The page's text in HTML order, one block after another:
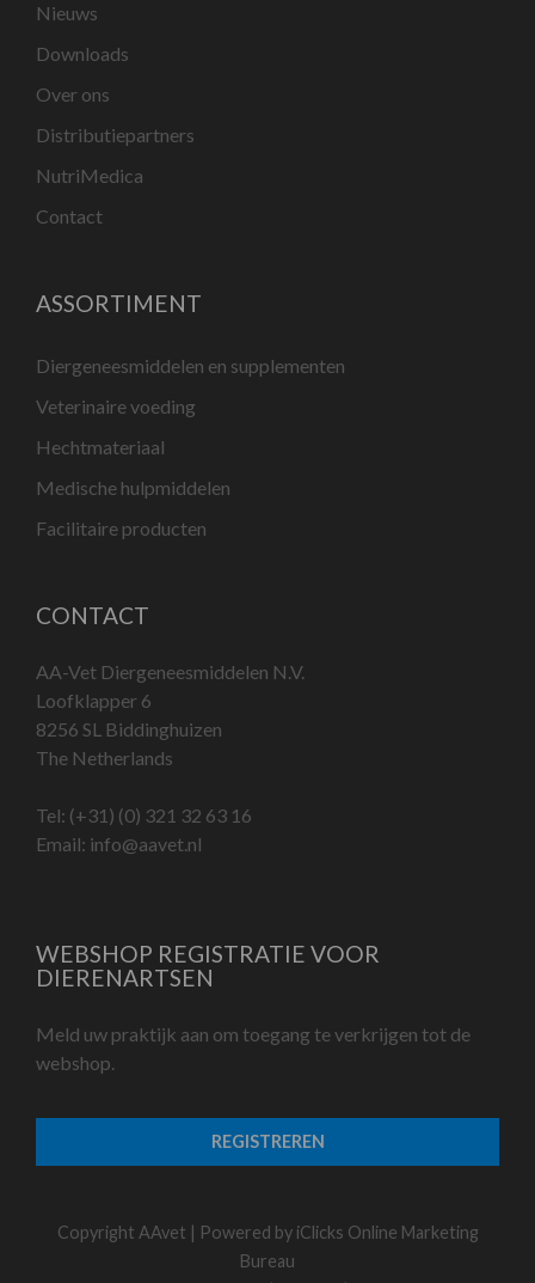
Nieuws
Downloads
Over ons
Distributiepartners
NutriMedica
Contact
ASSORTIMENT
Diergeneesmiddelen en supplementen
Veterinaire voeding
Hechtmateriaal
Medische hulpmiddelen
Facilitaire producten
CONTACT
AA-Vet Diergeneesmiddelen N.V.
Loofklapper 6
8256 SL Biddinghuizen
The Netherlands
Tel: (+31) (0) 321 32 63 16
Email: info@aavet.nl
WEBSHOP REGISTRATIE VOOR
DIERENARTSEN
Meld uw praktijk aan om toegang te verkrijgen tot de
webshop.
REGISTREREN
Copyright AAvet | Powered by iClicks Online Marketing
Bureau